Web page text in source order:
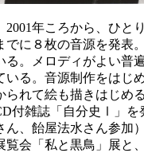
2001年ころから、ひと
でに８枚の音源を発表
る。メロディがよい普
いる。音源制作をはじ
られて絵も描きはじめ
付雑誌「自分史Ⅰ」を
ん、飴屋法水さん参加
覧会「私と黒鳥」展と